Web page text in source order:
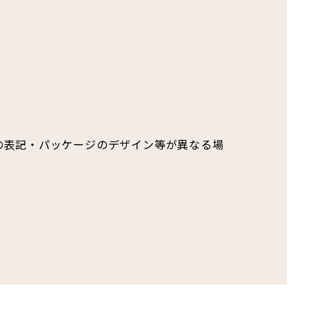
記・パッケージのデザイン等が異なる場